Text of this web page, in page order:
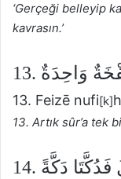
‘Gerçeği belleyip
kavrasın.’
وَاحِدَةٌ
13. Feizē nufi[k]
13. Artık sûr’a tek
14. وَحُمِلَتِ الْأَرْضُ وَالْجِبَالُ فَدُكَّتَا دَكَّةً